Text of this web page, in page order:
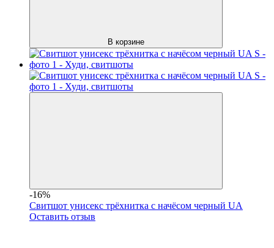
В корзине
-16%
Свитшот унисекс трёхнитка с начёсом черный UA
Оставить отзыв